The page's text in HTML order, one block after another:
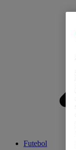
Futebol